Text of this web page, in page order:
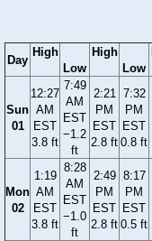
Day
High
Low
High
Low
Sun
01
12:27
AM
EST
3.8 ft
7:49
AM
EST
−1.2
ft
2:21
PM
EST
2.8 ft
7:32
PM
EST
0.8 ft
Mon
02
1:19
AM
EST
3.8 ft
8:28
AM
EST
−1.0
ft
2:49
PM
EST
2.8 ft
8:17
PM
EST
0.5 ft